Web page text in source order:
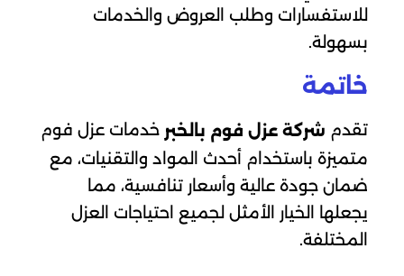
للاستفسارات وطلب العروض والخدمات
بسهولة.
خاتمة
تقدم شركة عزل فوم بالخبر خدمات عزل فوم
متميزة باستخدام أحدث المواد والتقنيات، مع
ضمان جودة عالية وأسعار تنافسية، مما
يجعلها الخيار الأمثل لجميع احتياجات العزل
المختلفة.